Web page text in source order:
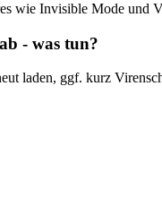
wie Invisible Mode und
- was tun?
laden, ggf. kurz